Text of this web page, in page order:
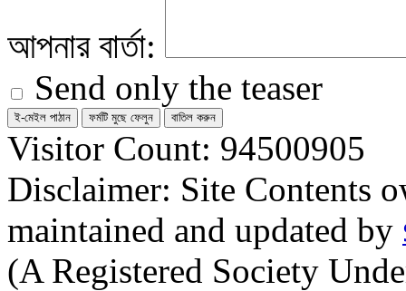
আপনার বার্তা:
Send only the teaser
Visitor Count: 94500905
Disclaimer: Site Contents
maintained and updated by
(A Registered Society